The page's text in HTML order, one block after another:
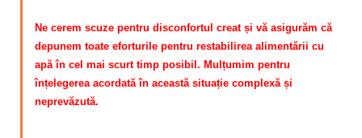
Ne cerem scuze pentru disconfortul creat și vă asigurăm că
depunem toate eforturile pentru restabilirea alimentării cu
apă în cel mai scurt timp posibil. Mulțumim pentru
înțelegerea acordată în această situație complexă și
neprevăzută.